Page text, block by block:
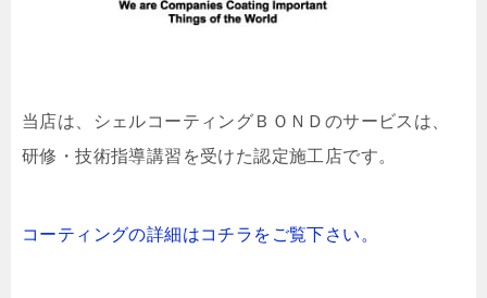
当店は、
シェルコーティングＢＯＮＤのサービスは、
研修・技術指導講習を受けた認定施工店です。
コーティングの詳細はコチラをご覧下さい。